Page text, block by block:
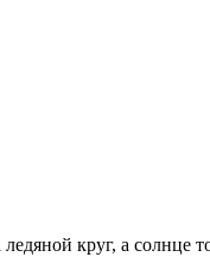
круг, а солнце